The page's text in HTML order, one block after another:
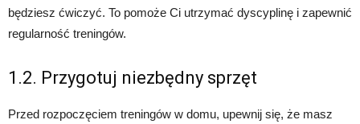
będziesz ćwiczyć. To pomoże Ci utrzymać dyscyplinę i zapewnić
regularność treningów.
1.2. Przygotuj niezbędny sprzęt
Przed rozpoczęciem treningów w domu, upewnij się, że masz